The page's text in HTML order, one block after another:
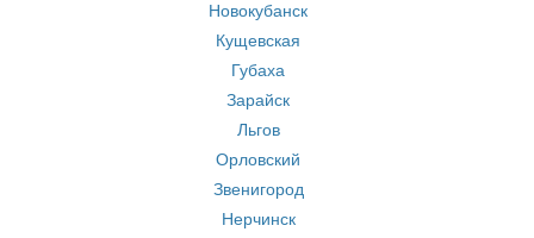
Новокубанск
Кущевская
Губаха
Зарайск
Льгов
Орловский
Звенигород
Нерчинск